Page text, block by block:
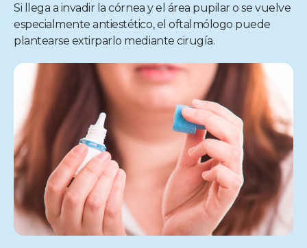
Si llega a invadir la córnea y el área pupilar o se vuelve
especialmente antiestético, el oftalmólogo puede
plantearse extirparlo mediante cirugía.